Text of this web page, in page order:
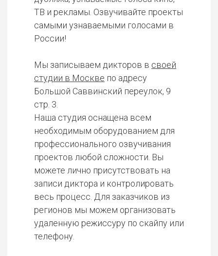
ТВ и рекламы. Озвучивайте проекты
самыми узнаваемыми голосами в
России!
Мы записываем дикторов в своей
студии в Москве по адресу
Большой Саввинский переулок, 9
стр. 3.
Наша студия оснащена всем
необходимым оборудованием для
профессионального озвучивания
проектов любой сложности. Вы
можете лично присутствовать на
записи диктора и контролировать
весь процесс. Для заказчиков из
регионов мы можем организовать
удаленную режиссуру по скайпу или
телефону.